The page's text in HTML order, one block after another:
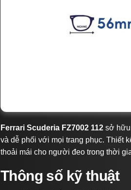
Ferrari Scuderia FZ7002 112 sở hữu
và dễ phối với mọi trang phục. Thiết
thoải mái cho người đeo trong thời
Thông số kỹ thuật